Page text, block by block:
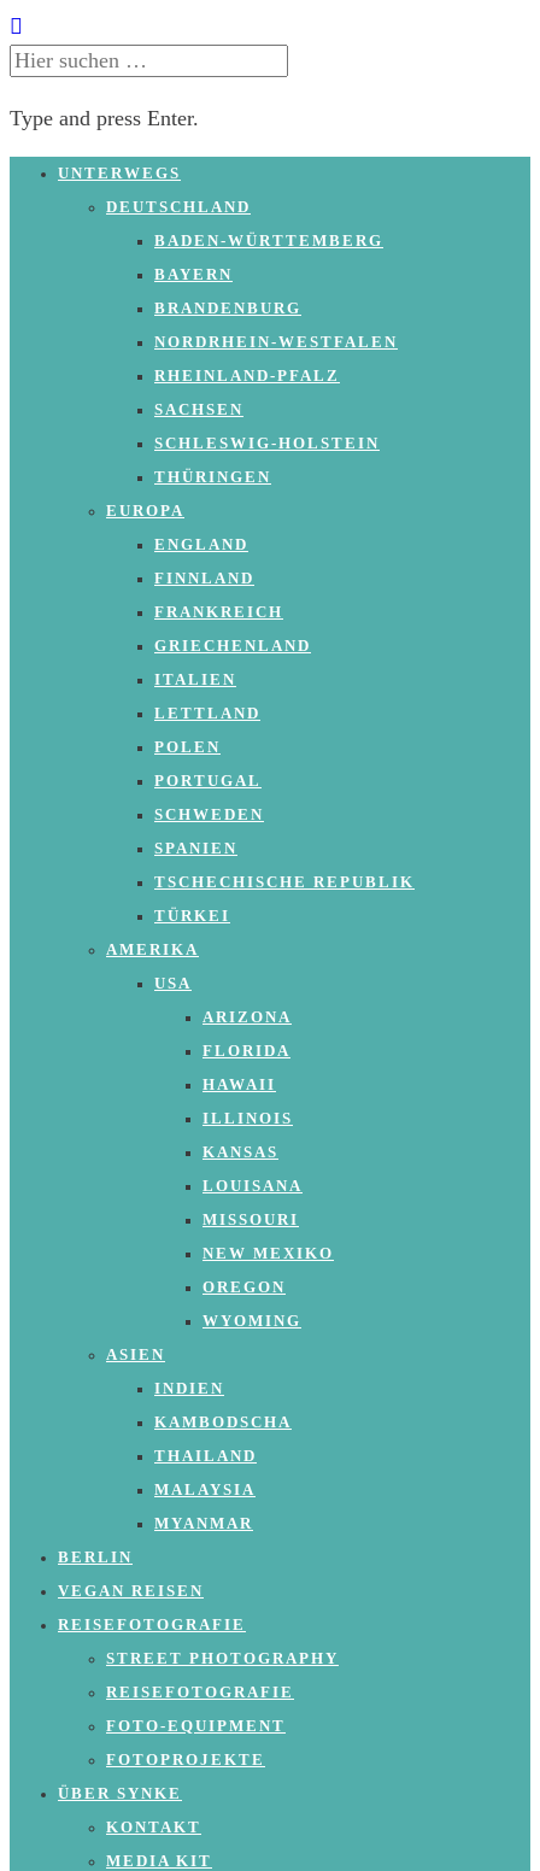
SUCHE
Type and press Enter.
Skip
UNTERWEGS
DEUTSCHLAND
BADEN-WÜRTTEMBERG
BAYERN
BRANDENBURG
NORDRHEIN-WESTFALEN
RHEINLAND-PFALZ
SACHSEN
SCHLESWIG-HOLSTEIN
THÜRINGEN
EUROPA
ENGLAND
FINNLAND
FRANKREICH
GRIECHENLAND
ITALIEN
LETTLAND
POLEN
PORTUGAL
SCHWEDEN
SPANIEN
TSCHECHISCHE REPUBLIK
TÜRKEI
AMERIKA
USA
ARIZONA
FLORIDA
HAWAII
ILLINOIS
KANSAS
LOUISANA
MISSOURI
NEW MEXIKO
OREGON
WYOMING
ASIEN
INDIEN
KAMBODSCHA
THAILAND
MALAYSIA
MYANMAR
BERLIN
VEGAN REISEN
REISEFOTOGRAFIE
STREET PHOTOGRAPHY
REISEFOTOGRAFIE
FOTO-EQUIPMENT
FOTOPROJEKTE
ÜBER SYNKE
KONTAKT
MEDIA KIT